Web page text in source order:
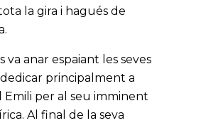
la gira i hagués de
va anar espaiant les seves
dedicar principalment a
per al seu imminent
Al final de la seva